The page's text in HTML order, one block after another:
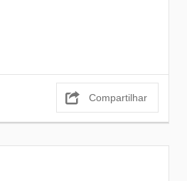
Compartilhar
acompanhar andamento dos trabalhos
Estão abertas as inscrições para o